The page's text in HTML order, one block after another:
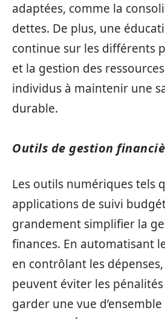
adaptées, comme la
dettes. De plus, une
continue sur les différents
et la gestion des
individus à maintenir une
durable.
Outils de gestion
Les outils numériques tels
applications de suivi
grandement simplifier la
finances. En automatisant
en contrôlant les
peuvent éviter les
garder une vue